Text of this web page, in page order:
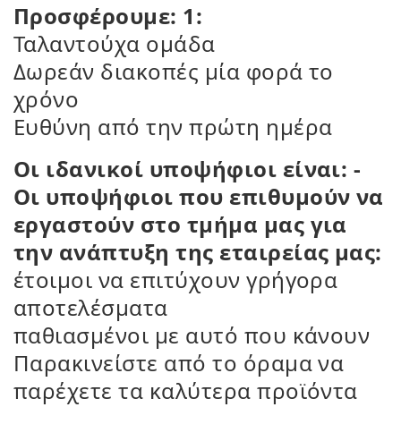
Προσφέρουμε: 1:
Ταλαντούχα ομάδα
Δωρεάν διακοπές μία φορά το
χρόνο
Ευθύνη από την πρώτη ημέρα
Οι ιδανικοί υποψήφιοι είναι: -
Οι υποψήφιοι που επιθυμούν να
εργαστούν στο τμήμα μας για
την ανάπτυξη της εταιρείας μας:
έτοιμοι να επιτύχουν γρήγορα
αποτελέσματα
παθιασμένοι με αυτό που κάνουν
Παρακινείστε από το όραμα να
παρέχετε τα καλύτερα προϊόντα